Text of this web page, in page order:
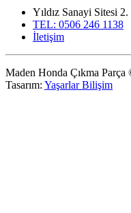
Yıldız Sanayi Sitesi
TEL: 0506 246 1138
İletişim
Maden Honda Çıkma Parça
Tasarım: Yaşarlar Bilişim